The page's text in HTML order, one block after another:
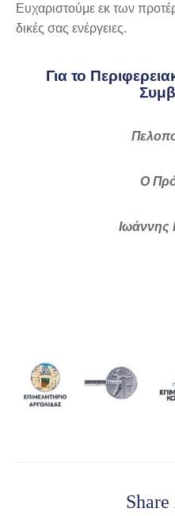
Ευχαριστούμε εκ των
δικές σας ενέργειες.
Για το
Ο
Ιωάννης